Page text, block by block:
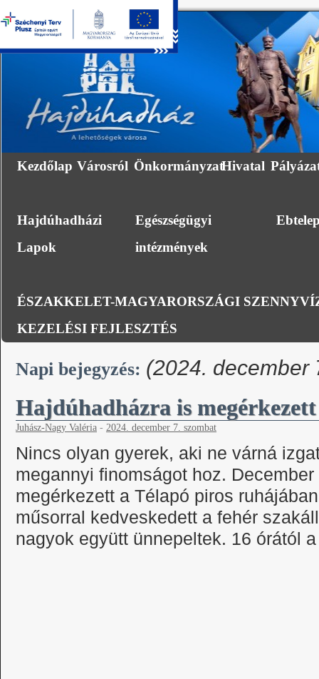
Kezdőlap Városról ÖnkormányzatHivatal
Hajdúhadházi
Lapok
Egészségügyi
intézmények
ÉSZAKKELET-MAGYARORSZÁGI
KEZELÉSI FEJLESZTÉS
Napi bejegyzés: (2024. december
Hajdúhadházra is
Juhász-Nagy Valéria - 2024. december 7. szombat
Nincs olyan gyerek, aki ne várná
megannyi finomságot hoz.
megérkezett a Télapó piros
műsorral kedveskedett a fehér
nagyok együtt ünnepeltek. 16 órától